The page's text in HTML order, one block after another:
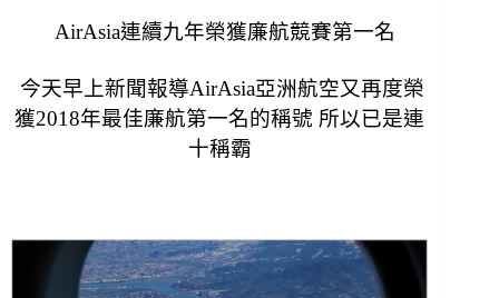
AirAsia連續九年榮獲廉航競賽第一名
今天早上新聞報導AirAsia亞洲航空又再度榮
獲2018年最佳廉航第一名的稱號 所以已是連
十稱霸